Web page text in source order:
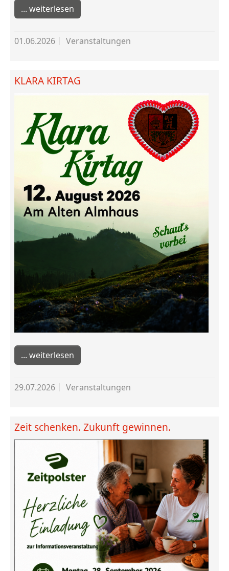
weiterlesen
01.06.2026 Veranstaltungen
KLARA KIRTAG
weiterlesen
29.07.2026 Veranstaltungen
Zeit schenken. Zukunft gewinnen.